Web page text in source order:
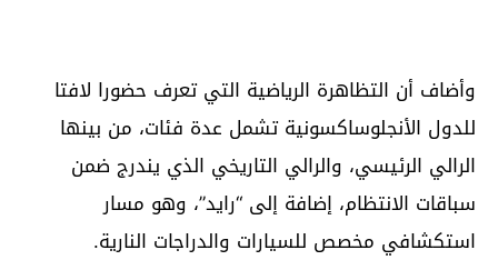
وأضاف أن التظاهرة الرياضية التي تعرف حضورا لافتا
للدول الأنجلوساكسونية تشمل عدة فئات، من بينها
الرالي الرئيسي، والرالي التاريخي الذي يندرج ضمن
سباقات الانتظام، إضافة إلى “رايد”، وهو مسار
استكشافي مخصص للسيارات والدراجات النارية.